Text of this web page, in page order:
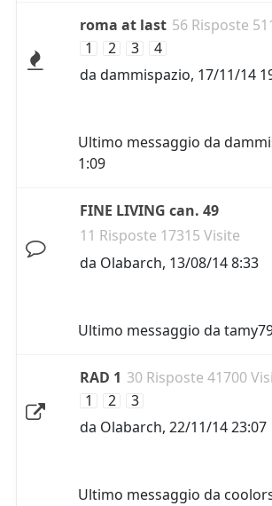
roma at last 56 Risposte
1
2 3
4
da dammispazio, 17/11/14
Ultimo messaggio da
1:09
FINE LIVING can. 49
11 Risposte 17315 Visite
da Olabarch, 13/08/14 8:33
Ultimo messaggio da
RAD 1 30 Risposte 41700
1
2
3
da Olabarch, 22/11/14 23:07
Ultimo messaggio da